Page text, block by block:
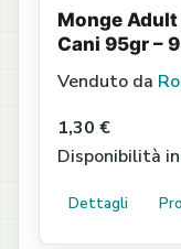
Monge
Cani 95gr –
Venduto da
1,30 €
Disponibilità
Dettagli